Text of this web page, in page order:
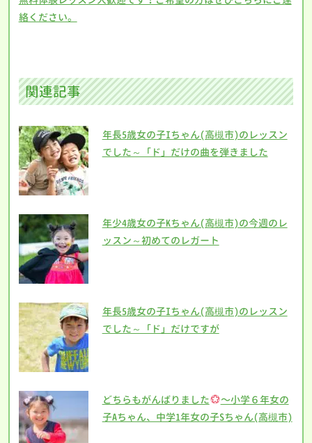
絡ください。
関連記事
年長5歳女の子Iちゃん(高槻市)のレッスン
でした～「ド」だけの曲を弾きました
年少4歳女の子Kちゃん(高槻市)の今週のレ
ッスン～初めてのレガート
年長5歳女の子Iちゃん(高槻市)のレッスン
でした～「ド」だけですが
どちらもがんばりました
〜小学６年女の
子Aちゃん、中学1年女の子Sちゃん(高槻市)